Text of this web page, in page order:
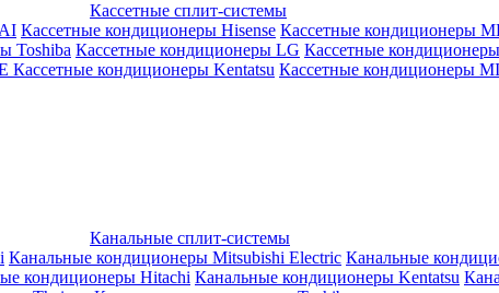
Кассетные сплит-системы
Кассетные кондиционеры Hisense Кассетные кондиционеры
Toshiba Кассетные кондиционеры LG Кассетные
Кассетные кондиционеры Kentatsu Кассетные кондиционеры
Канальные сплит-системы
Канальные кондиционеры Mitsubishi Electric Канальные
кондиционеры Hitachi Канальные кондиционеры Kentatsu